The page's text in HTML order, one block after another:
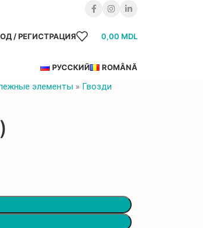
/ РЕГИСТРАЦИЯ 0,00 MDL
РУССКИЙ ROMÂNĂ
элементы » Гвозди